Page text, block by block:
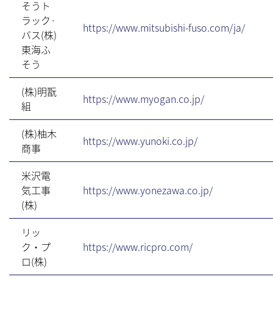
そうト
ラック·
バス(株)
東海ふ
そう
https://www.mitsubishi-fuso.com/ja/
(株)明翫
組
https://www.myogan.co.jp/
(株)柚木
商事
https://www.yunoki.co.jp/
米沢電
気工事
(株)
https://www.yonezawa.co.jp/
リッ
ク・プ
ロ(株)
https://www.ricpro.com/